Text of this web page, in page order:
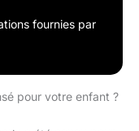
fournies par
pour votre enfant ?